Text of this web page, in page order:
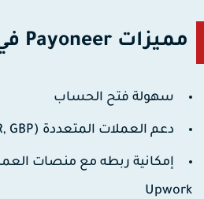
مميزات Payoneer في 2026
سهولة فتح الحساب
دعم العملات المتعددة (USD, EUR, GBP...)